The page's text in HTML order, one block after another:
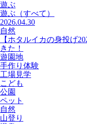
遊ぶ
遊ぶ （すべて）
2026.04.30
自然
【ホタルイカの身投げ
きた！
遊園地
手作り体験
工場見学
こども
公園
ペット
自然
山登り